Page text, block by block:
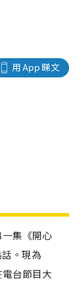
用 App 睇文
集《開心
。現為
台節目大